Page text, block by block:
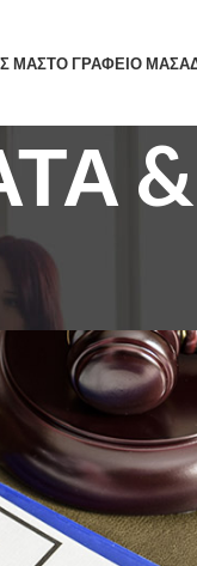
ΜΑΣΤΟ ΓΡΑΦΕΙΟ ΜΑΣ
στην
2021